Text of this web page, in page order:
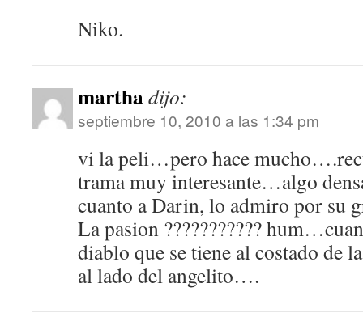
Niko.
marthadijo:
septiembre 10, 2010 a las 1:34 pm
vi la peli…pero hace
trama muy interesante…algo
cuanto a Darin, lo admiro por su
La pasion ???????????
diablo que se tiene al costado de
al lado del angelito….